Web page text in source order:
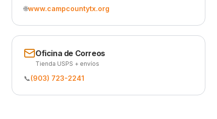
🌐www.campcountytx.org
Oficina de Correos
Tienda USPS + envíos
📞(903) 723-2241